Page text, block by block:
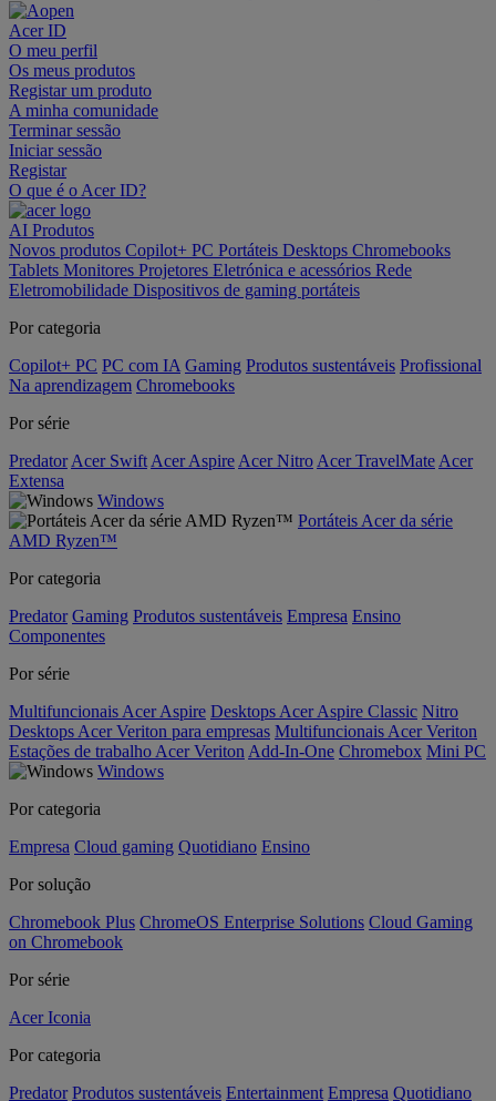
Acer ID
O meu perfil
Os meus produtos
Registar um produto
A minha comunidade
Terminar sessão
Iniciar sessão
Registar
O que é o Acer ID?
AI Produtos
Novos produtos Copilot+ PC Portáteis Desktops Chromebooks
Tablets Monitores Projetores Eletrónica e acessórios Rede
Eletromobilidade Dispositivos de gaming portáteis
Por categoria
Copilot+ PC PC com IA Gaming Produtos sustentáveis Profissional
Na aprendizagem Chromebooks
Por série
Predator Acer Swift Acer Aspire Acer Nitro Acer TravelMate Acer
Extensa
Windows
Portáteis Acer da série
AMD Ryzen™
Por categoria
Predator Gaming Produtos sustentáveis Empresa Ensino
Componentes
Por série
Multifuncionais Acer Aspire Desktops Acer Aspire Classic Nitro
Desktops Acer Veriton para empresas Multifuncionais Acer Veriton
Estações de trabalho Acer Veriton Add-In-One Chromebox Mini PC
Windows
Por categoria
Empresa Cloud gaming Quotidiano Ensino
Por solução
Chromebook Plus ChromeOS Enterprise Solutions Cloud Gaming
on Chromebook
Por série
Acer Iconia
Por categoria
Predator Produtos sustentáveis Entertainment Empresa Quotidiano